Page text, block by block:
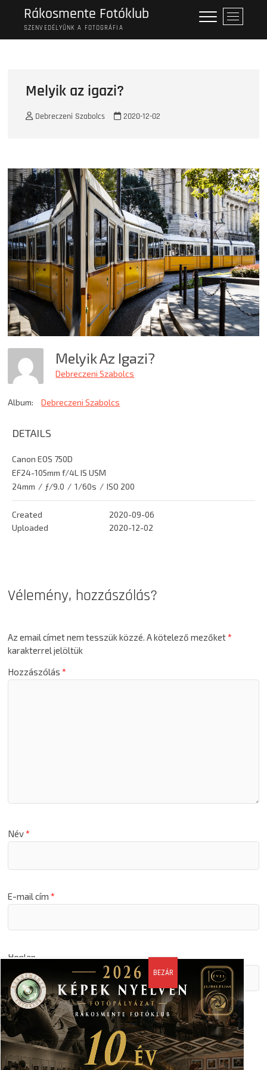
content
Rákosmente Fotóklub
SZENVEDÉLYÜNK A FOTOGRÁFIA
M
e
n
Melyik az igazi?
Debreczeni Szabolcs 2020-12-02
Melyik Az Igazi?
Debreczeni Szabolcs
Album: Debreczeni Szabolcs
DETAILS
Canon EOS 750D
EF24-105mm f/4L IS USM
24mm / ƒ/9.0 / 1/60s / ISO 200
Created
2020-09-06
Uploaded
2020-12-02
Vélemény, hozzászólás?
Az email címet nem tesszük közzé. A kötelező mezőket*
karakterrel jelöltük
Hozzászólás*
Név*
E-mail cím*
Honlap
A nevem, email címem, és weboldalcímem mentése a
böngészőben a következő hozzászólásomhoz.